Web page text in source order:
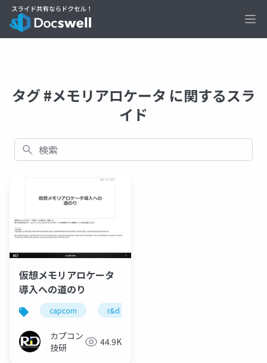
タグ #メモリアロケータ に関するスラ
イド
検索
仮想メモリアロケータ
導入への道のり
capcom r&d
カプコン
技研
44.9K